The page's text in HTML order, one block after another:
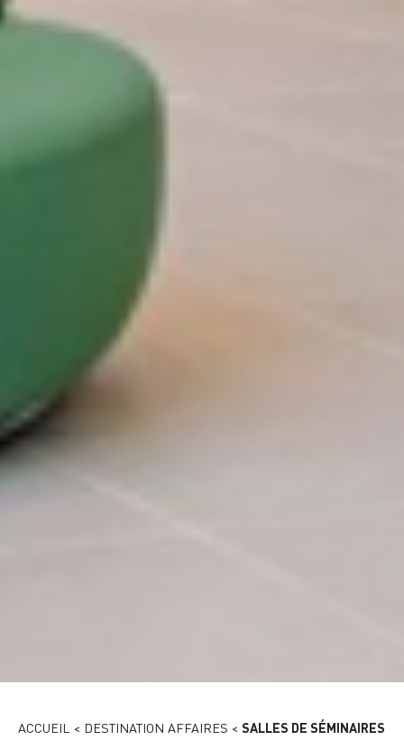
ACCUEIL < DESTINATION AFFAIRES < SALLES DE SÉMINAIRES